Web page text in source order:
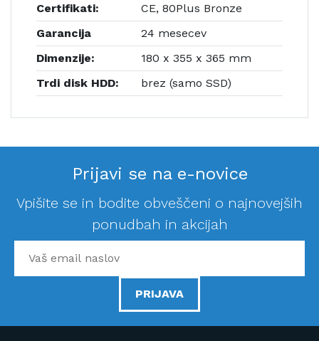
Certifikati:
CE, 80Plus Bronze
Garancija
24 mesecev
Dimenzije:
180 x 355 x 365 mm
Trdi disk HDD:
brez (samo SSD)
Prijavi se na e-novice
Vpišite se in bodite obveščeni o najnovejših
ponudbah in akcijah
PRIJAVA